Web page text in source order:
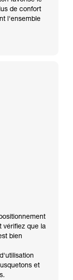
de confort
l'ensemble
vérifiez que la
bien
et